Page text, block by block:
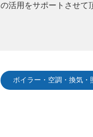
の活用をサポートさせて
ボイラー・空調・換気・